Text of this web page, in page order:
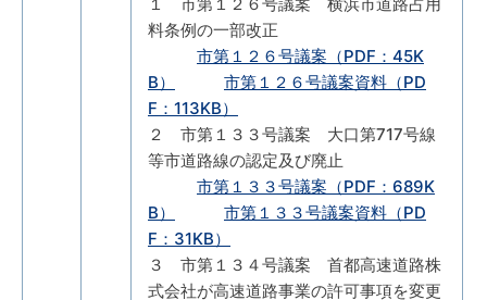
料条例の一部改正
市第１２６号議案（PDF：45K
B）
市第１２６号議案資料（PD
F：113KB）
２ 市第１３３号議案 大口第717号線
等市道路線の認定及び廃止
市第１３３号議案（PDF：689K
B）
市第１３３号議案資料（PD
F：31KB）
３ 市第１３４号議案 首都高速道路株
式会社が高速道路事業の許可事項を変更